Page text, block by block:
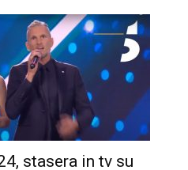
stasera in tv su